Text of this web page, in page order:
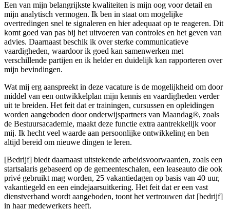
Een van mijn belangrijkste kwaliteiten is mijn oog voor detail en
mijn analytisch vermogen. Ik ben in staat om mogelijke
overtredingen snel te signaleren en hier adequaat op te reageren. Dit
komt goed van pas bij het uitvoeren van controles en het geven van
advies. Daarnaast beschik ik over sterke communicatieve
vaardigheden, waardoor ik goed kan samenwerken met
verschillende partijen en ik helder en duidelijk kan rapporteren over
mijn bevindingen.
Wat mij erg aanspreekt in deze vacature is de mogelijkheid om door
middel van een ontwikkelplan mijn kennis en vaardigheden verder
uit te breiden. Het feit dat er trainingen, cursussen en opleidingen
worden aangeboden door onderwijspartners van Maandag®, zoals
de Bestuursacademie, maakt deze functie extra aantrekkelijk voor
mij. Ik hecht veel waarde aan persoonlijke ontwikkeling en ben
altijd bereid om nieuwe dingen te leren.
[Bedrijf] biedt daarnaast uitstekende arbeidsvoorwaarden, zoals een
startsalaris gebaseerd op de gemeenteschalen, een leaseauto die ook
privé gebruikt mag worden, 25 vakantiedagen op basis van 40 uur,
vakantiegeld en een eindejaarsuitkering. Het feit dat er een vast
dienstverband wordt aangeboden, toont het vertrouwen dat [bedrijf]
in haar medewerkers heeft.